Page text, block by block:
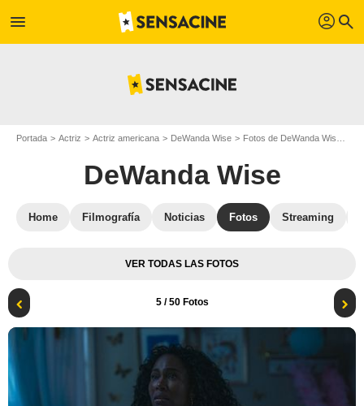
menu profil search
Portada Actriz Actriz americana DeWanda Wise Fotos de DeWanda Wise
DeWanda Wise
Home Filmografía Noticias Fotos Streaming
VER TODAS LAS FOTOS
5/ 50 Fotos